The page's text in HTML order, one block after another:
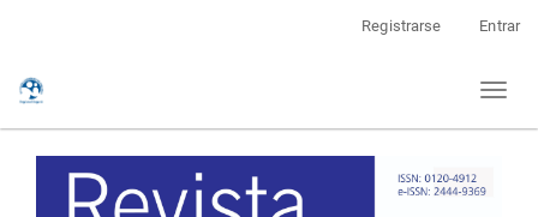
Registrarse Entrar
Toggle